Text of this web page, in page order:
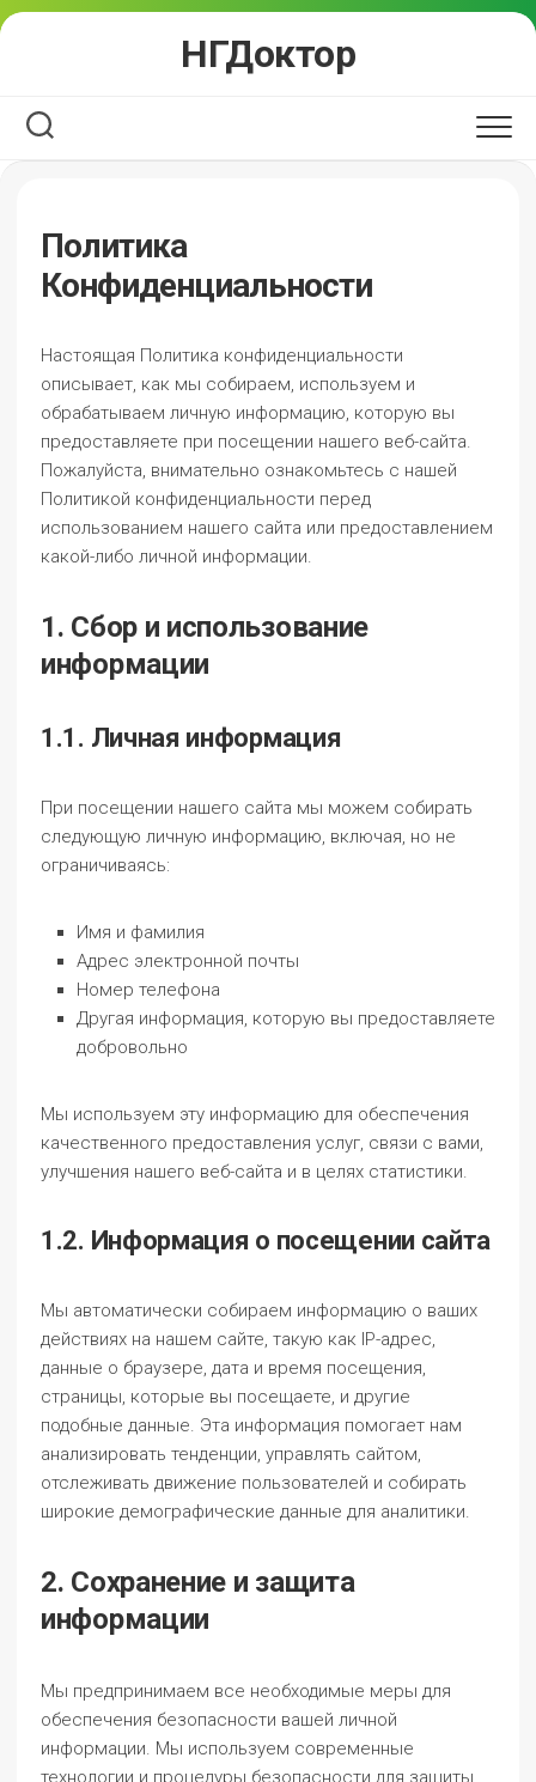
Перейти
НГДоктор
Политика
Конфиденциальности
Настоящая Политика конфиденциальности
описывает, как мы собираем, используем и
обрабатываем личную информацию, которую вы
предоставляете при посещении нашего веб-сайта.
Пожалуйста, внимательно ознакомьтесь с нашей
Политикой конфиденциальности перед
использованием нашего сайта или предоставлением
какой-либо личной информации.
1. Сбор и использование
информации
1.1. Личная информация
При посещении нашего сайта мы можем собирать
следующую личную информацию, включая, но не
ограничиваясь:
Имя и фамилия
Адрес электронной почты
Номер телефона
Другая информация, которую вы предоставляете
добровольно
Мы используем эту информацию для обеспечения
качественного предоставления услуг, связи с вами,
улучшения нашего веб-сайта и в целях статистики.
1.2. Информация о посещении сайта
Мы автоматически собираем информацию о ваших
действиях на нашем сайте, такую как IP-адрес,
данные о браузере, дата и время посещения,
страницы, которые вы посещаете, и другие
подобные данные. Эта информация помогает нам
анализировать тенденции, управлять сайтом,
отслеживать движение пользователей и собирать
широкие демографические данные для аналитики.
2. Сохранение и защита
информации
Мы предпринимаем все необходимые меры для
обеспечения безопасности вашей личной
информации. Мы используем современные
технологии и процедуры безопасности для защиты